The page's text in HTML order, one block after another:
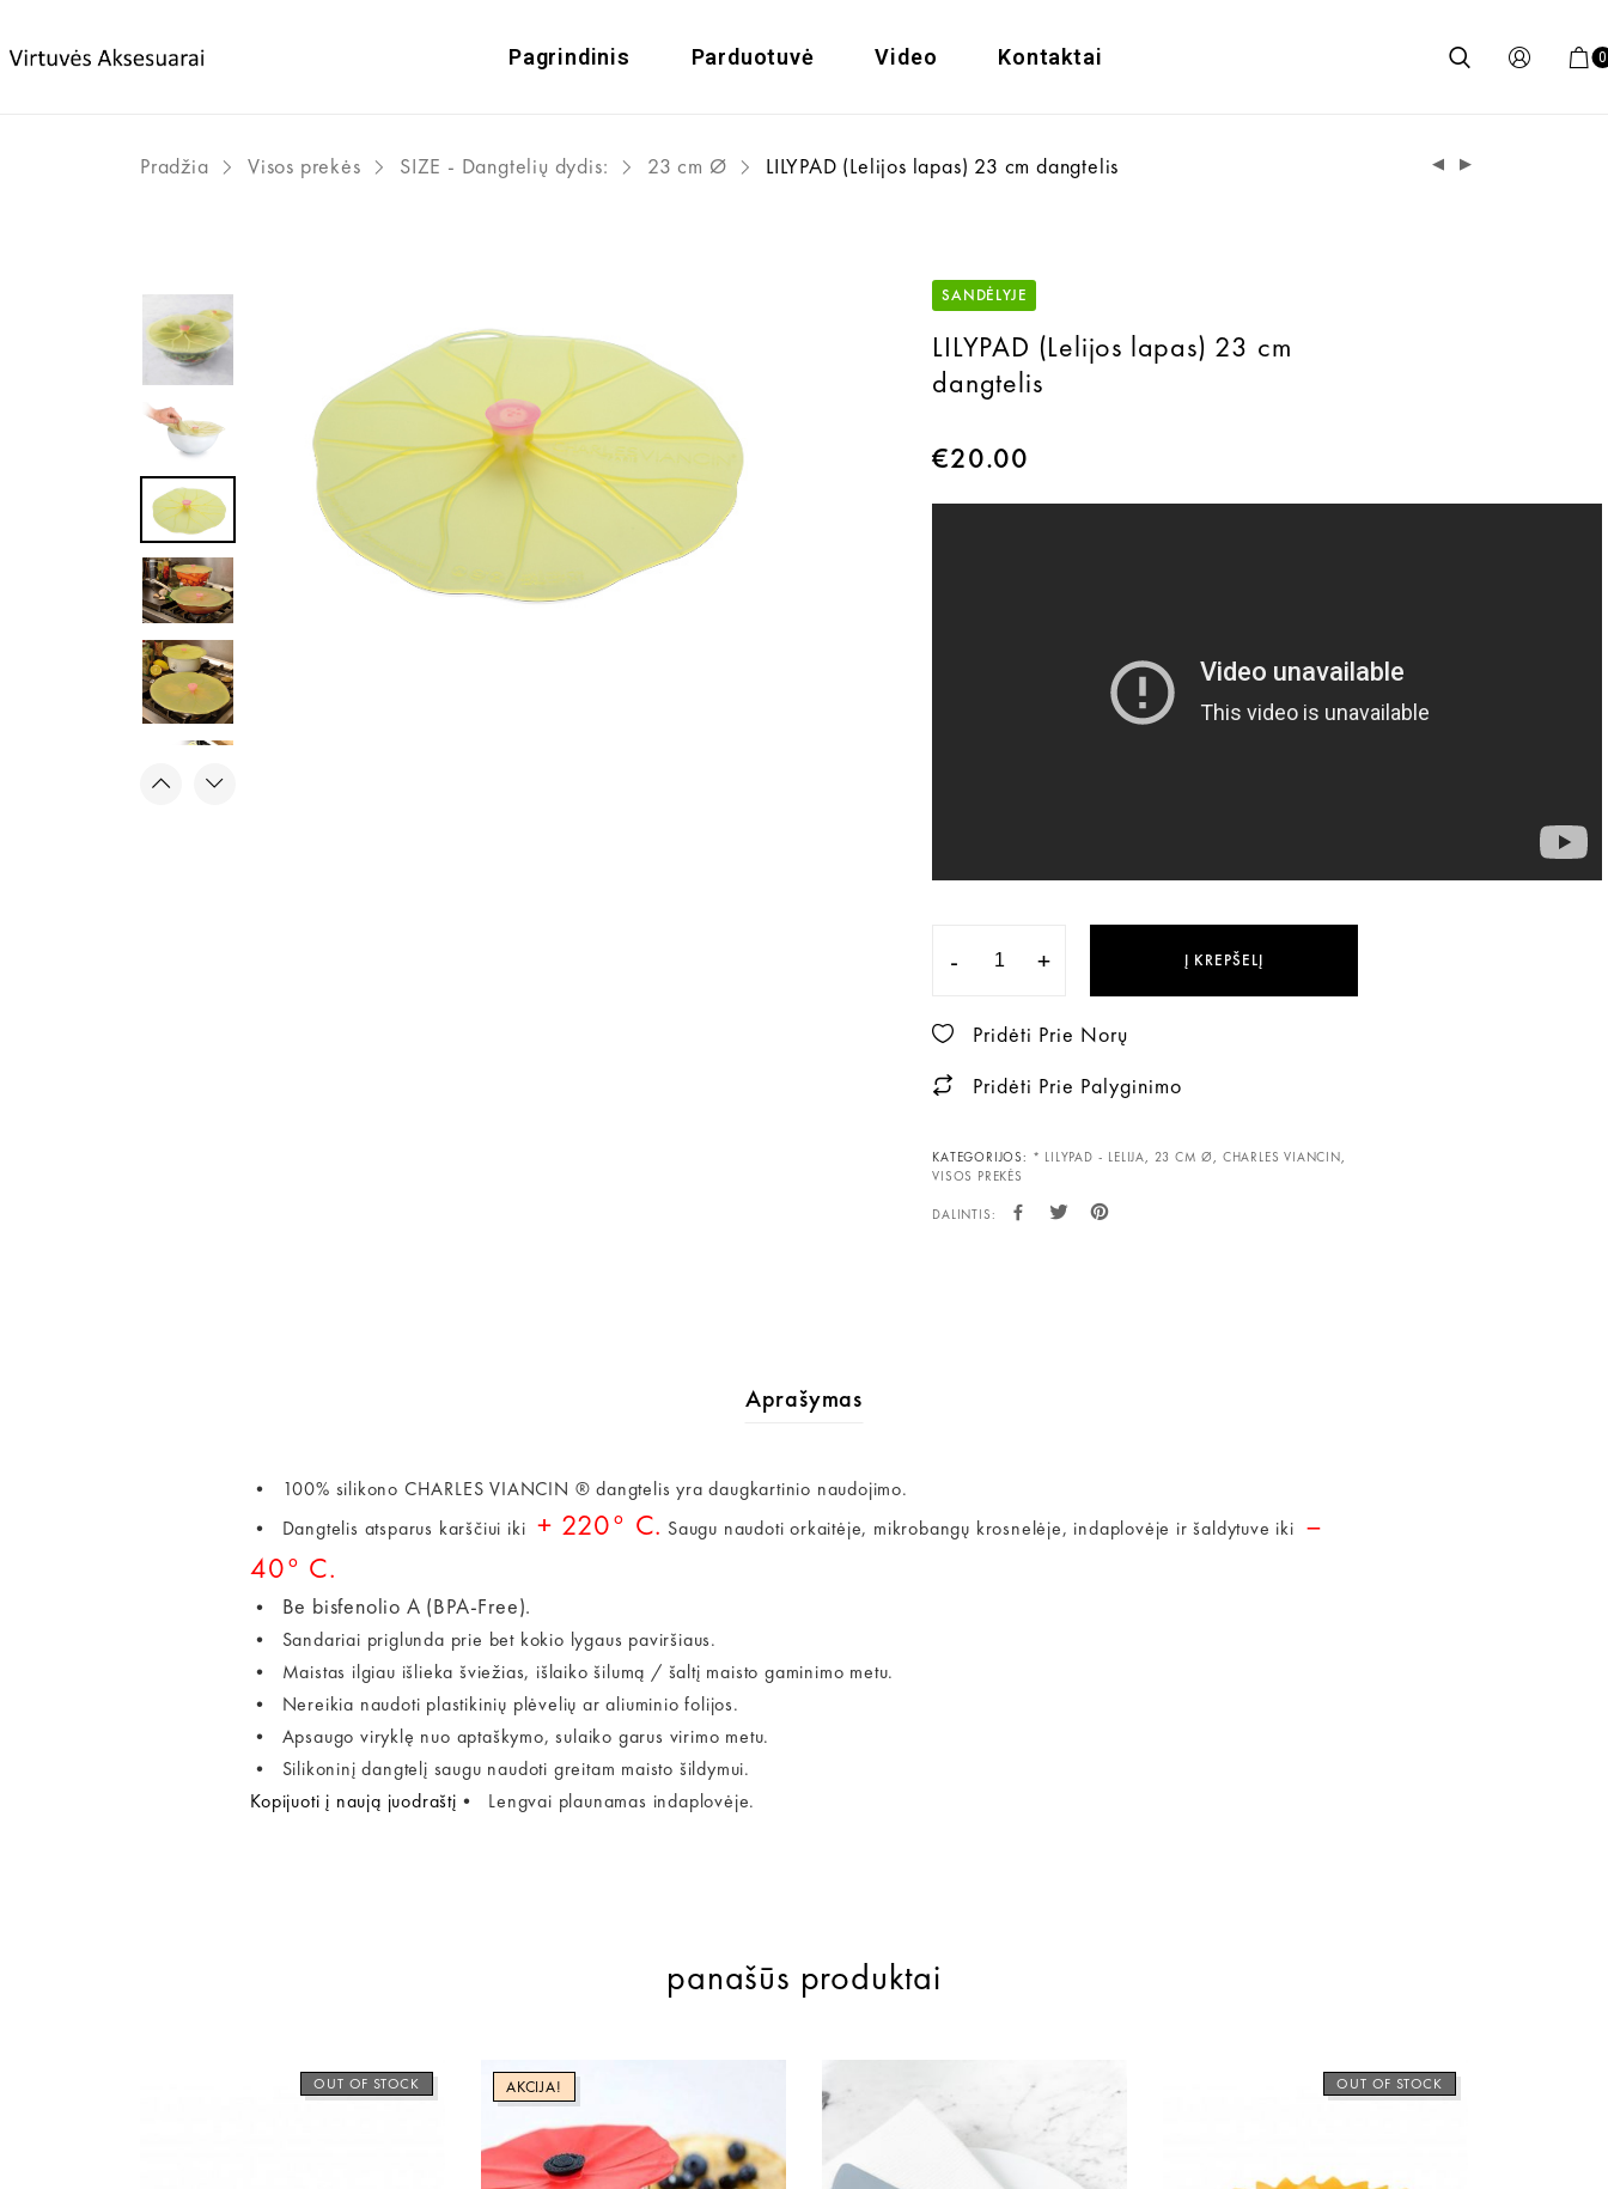
Pagrindinis Parduotuvė Video Kontaktai 0
Pradžia Visos prekės SIZE - Dangtelių dydis: 23 cm Ø LILYPAD (Lelijos lapas) 23 cm dangtelis
SANDĖLYJE
LILYPAD (Lelijos lapas) 23 cm
dangtelis
€20.00
- + Į KREPŠELĮ
Pridėti Prie Norų
Pridėti Prie Palyginimo
KATEGORIJOS: * LILYPAD - LELIJA, 23 CM Ø , CHARLES VIANCIN,
VISOS PREKĖS
DALINTIS:
Aprašymas
• 100% silikono CHARLES VIANCIN ® dangtelis yra daugkartinio naudojimo.
• Dangtelis atsparus karščiui iki + 220° C. Saugu naudoti orkaitėje, mikrobangų krosnelėje, indaplovėje ir šaldytuve iki –
40° C.
• Be bisfenolio A (BPA-Free).
• Sandariai priglunda prie bet kokio lygaus paviršiaus.
• Maistas ilgiau išlieka šviežias, išlaiko šilumą / šaltį maisto gaminimo metu.
• Nereikia naudoti plastikinių plėvelių ar aliuminio folijos.
• Apsaugo viryklę nuo aptaškymo, sulaiko garus virimo metu.
• Silikoninį dangtelį saugu naudoti greitam maisto šildymui.
Kopijuoti į naują juodraštį • Lengvai plaunamas indaplovėje.
panašūs produktai
OUT OF STOCK AKCIJA! OUT OF STOCK